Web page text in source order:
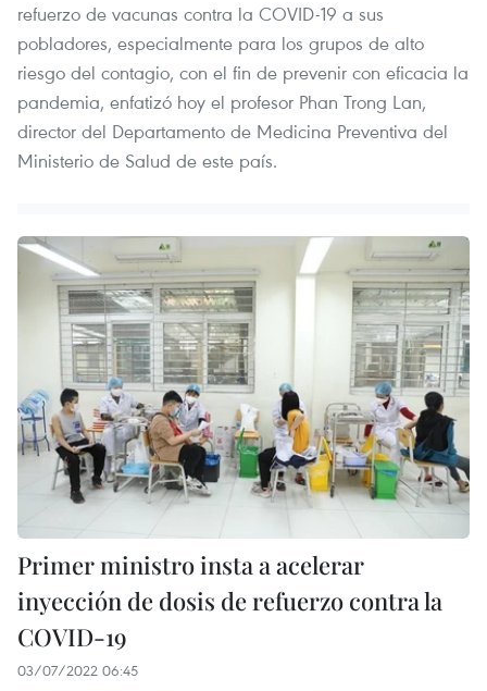
refuerzo de vacunas contra la COVID-19 a sus
pobladores, especialmente para los grupos de alto
riesgo del contagio, con el fin de prevenir con eficacia la
pandemia, enfatizó hoy el profesor Phan Trong Lan,
director del Departamento de Medicina Preventiva del
Ministerio de Salud de este país.
Primer ministro insta a acelerar
inyección de dosis de refuerzo contra la
COVID-19
03/07/2022 06:45